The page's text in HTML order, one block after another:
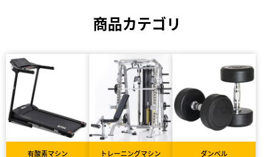
商品カテゴリ
有酸素マシン トレーニングマシン ダンベル